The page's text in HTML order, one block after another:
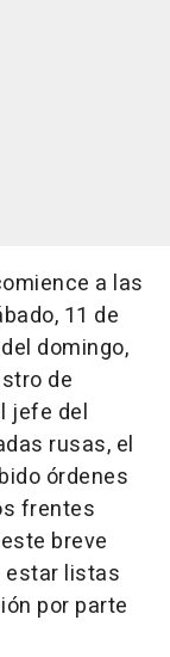
a las
11 de
domingo,
de
jefe del
rusas, el
órdenes
frentes
breve
estar listas
por parte